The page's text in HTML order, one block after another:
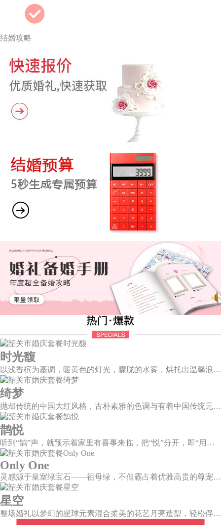
结婚攻略
时光馥
以浅香槟为基调，暖黄色的灯光，朦胧的水雾，烘托出温馨浪漫的唯美场景，干净的大型道具布搭配白色香槟色的花艺，让新人和来宾们都能陶醉在幸福梦幻的氛围中。
绮梦
抛却传统的中国大红风格，古朴素雅的色调与有着中国传统元素相辅相成的新中式风格，象形山岚造型、建筑风格的屏风设计、摇曳生姿的芦苇花艺，带你走进一个充满中式情怀的东方绮梦。
鹊悦
听到“鹊”声，就预示着家里有喜事来临，把“悦”分开，即“用心兑现爱的承诺”，设计上融入有诗有画的喜鹊登梅图元素，这样温婉绵长的爱情，又岂在朝朝暮暮。
Only One
灵感源于皇室绿宝石——祖母绿，不但霸占着优雅高贵的尊宠，且没有一种绿可以比之更美。
星空
整场婚礼以梦幻的星球元素混合柔美的花艺月亮造型，轻松俘获每一颗向往美好的心。绚烂星夜的繁星闪耀璀璨，在视觉的统一和谐中，见证深邃大气的星辰。